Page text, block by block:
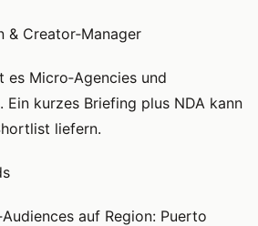
& Creator‑Manager
Micro‑Agencies und
Ein kurzes Briefing plus NDA kann
liefern.
auf Region: Puerto